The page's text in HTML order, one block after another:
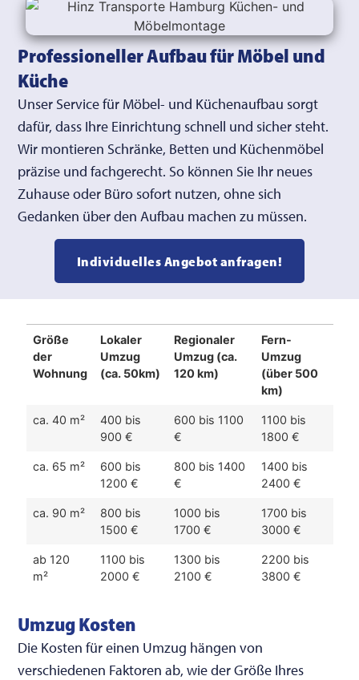
Professioneller Aufbau für Möbel und
Küche
Unser Service für Möbel- und Küchenaufbau sorgt
dafür, dass Ihre Einrichtung schnell und sicher steht.
Wir montieren Schränke, Betten und Küchenmöbel
präzise und fachgerecht. So können Sie Ihr neues
Zuhause oder Büro sofort nutzen, ohne sich
Gedanken über den Aufbau machen zu müssen.
Individuelles Angebot anfragen!
Umzug Kosten
Die Kosten für einen Umzug hängen von
verschiedenen Faktoren ab, wie der Größe Ihres
Größe
der
Wohnung
Lokaler
Umzug
(ca. 50km)
Regionaler
Umzug (ca.
120 km)
Fern-
Umzug
(über 500
km)
ca. 40 m²
400 bis
900 €
600 bis 1100
€
1100 bis
1800 €
ca. 65 m²
600 bis
1200 €
800 bis 1400
€
1400 bis
2400 €
ca. 90 m²
800 bis
1500 €
1000 bis
1700 €
1700 bis
3000 €
ab 120
m²
1100 bis
2000 €
1300 bis
2100 €
2200 bis
3800 €